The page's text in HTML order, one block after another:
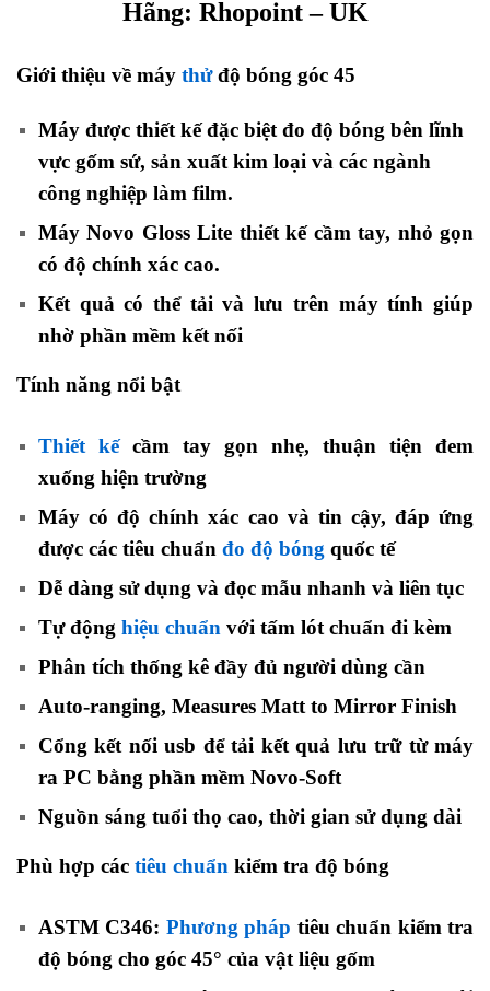
Hãng: Rhopoint– UK
Giới thiệu về máy thửđộ bóng góc 45
Máy được thiết kế đặc biệt đo độ bóng bên lĩnh
vực gốm sứ, sản xuất kim loại và các ngành
công nghiệp làm film.
Máy Novo Gloss Lite thiết kế cầm tay, nhỏ gọn
có độ chính xác cao.
Kết quả có thể tải và lưu trên máy tính giúp
nhờ phần mềm kết nối
Tính năng nổi bật
Thiết kếcầm tay gọn nhẹ, thuận tiện đem
xuống hiện trường
Máy có độ chính xác cao và tin cậy, đáp ứng
được các tiêu chuẩn đo độ bóng quốc tế
Dễ dàng sử dụng và đọc mẫu nhanh và liên tục
Tự động hiệu chuẩn với tấm lót chuẩn đi kèm
Phân tích thống kê đầy đủ người dùng cần
Auto-ranging, Measures Matt to Mirror Finish
Cổng kết nối usb để tải kết quả lưu trữ từ máy
ra PC bằng phần mềm Novo-Soft
Nguồn sáng tuổi thọ cao, thời gian sử dụng dài
Phù hợp các tiêu chuẩn kiểm tra độ bóng
ASTM C346: Phương pháp tiêu chuẩn kiểm tra
độ bóng cho góc 45° của vật liệu gốm